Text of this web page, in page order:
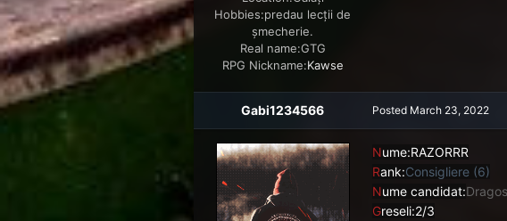
Hobbies:predau lecții de
șmecherie.
Real name:GTG
RPG Nickname:Kawse
Gabi1234566 Posted March 23, 2022
Nume:RAZORRR
Rank:Consigliere (6)
Nume candidat:
Greseli:2/3